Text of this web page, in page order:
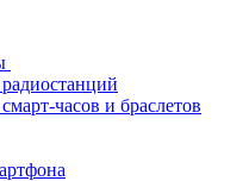
часов и браслетов